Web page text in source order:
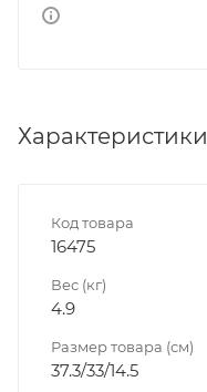
Характеристики
Код товара
16475
Вес (кг)
4.9
Размер товара (см)
37.3/33/14.5